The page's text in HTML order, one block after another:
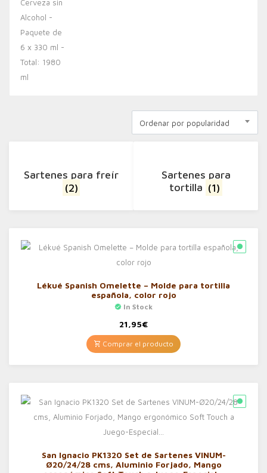
Ordenar por popularidad
Sartenes para freír
(2)
Sartenes para
tortilla (1)
Lékué Spanish Omelette – Molde para tortilla
española, color rojo
In Stock
21,95€
Comprar el producto
San Ignacio PK1320 Set de Sartenes VINUM-
Ø20/24/28 cms, Aluminio Forjado, Mango